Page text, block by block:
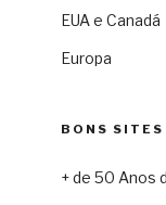
EUA e Canadá
Europa
BONS SITES
+ de 50 Anos